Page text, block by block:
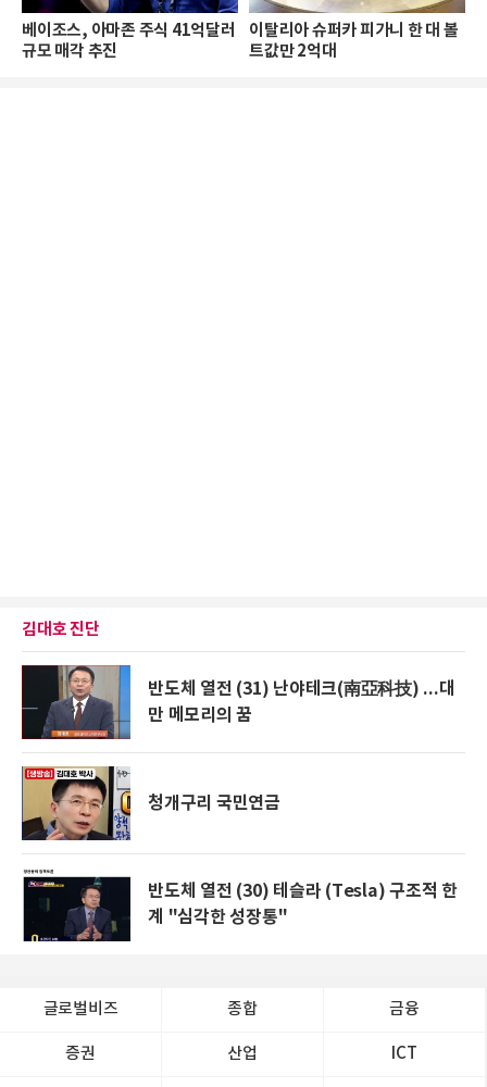
베이조스, 아마존 주식 41억달러
규모 매각 추진
이탈리아 슈퍼카 피가니 한 대 볼
트값만 2억대
김대호 진단
반도체 열전 (31) 난야테크(南亞科技) ...대
만 메모리의 꿈
청개구리 국민연금
반도체 열전 (30) 테슬라 (Tesla) 구조적 한
계 "심각한 성장통"
글로벌비즈 종합 금융
증권 산업 ICT